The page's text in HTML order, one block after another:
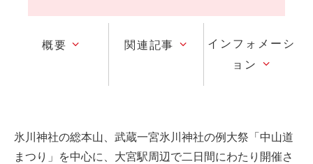
概要 関連記事
インフォメーシ
ョン
氷川神社の総本山、武蔵一宮氷川神社の例大祭「中山道
まつり」を中心に、大宮駅周辺で二日間にわたり開催さ